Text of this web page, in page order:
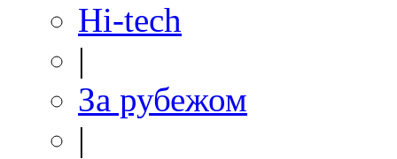
Hi-tech
|
За рубежом
|